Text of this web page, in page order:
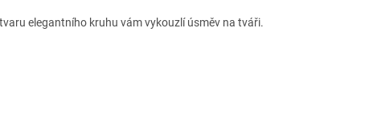
elegantního kruhu vám vykouzlí úsměv na tváři.